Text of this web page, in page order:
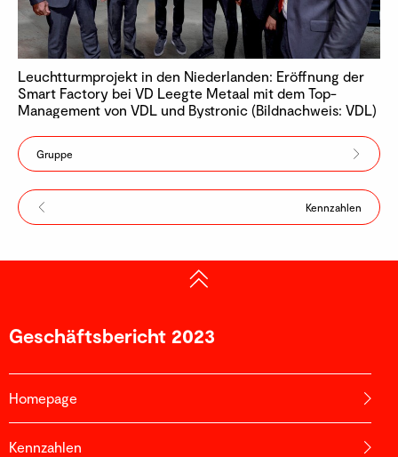
Leuchtturmprojekt in den Niederlanden: Eröffnung der
Smart Factory bei VD Leegte Metaal mit dem Top-
Management von VDL und Bystronic (Bildnachweis: VDL)
Gruppe
Kennzahlen
Geschäfts­bericht 2023
Homepage
Kennzahlen